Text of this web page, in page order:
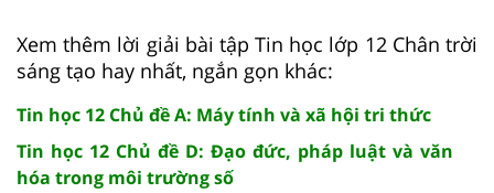
Xem thêm lời giải bài tập Tin học lớp 12 Chân trời
sáng tạo hay nhất, ngắn gọn khác:
Tin học 12 Chủ đề A: Máy tính và xã hội tri thức
Tin học 12 Chủ đề D: Đạo đức, pháp luật và văn
hóa trong môi trường số